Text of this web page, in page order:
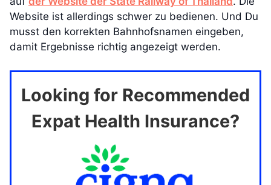
Website ist allerdings schwer zu bedienen. Und Du
musst den korrekten Bahnhofsnamen eingeben,
damit Ergebnisse richtig angezeigt werden.
Looking for Recommended
Expat Health Insurance?